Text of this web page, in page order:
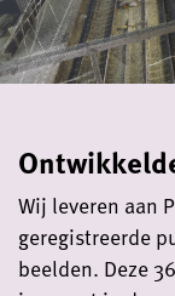
Wij leveren aan
geregistreerde
beelden. Deze